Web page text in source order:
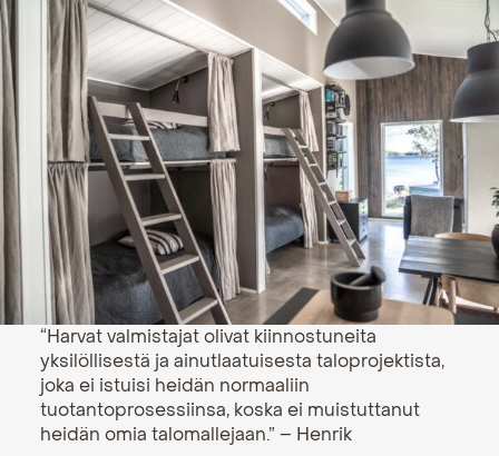
“Harvat valmistajat olivat kiinnostuneita
yksilöllisestä ja ainutlaatuisesta taloprojektista,
joka ei istuisi heidän normaaliin
tuotantoprosessiinsa, koska ei muistuttanut
heidän omia talomallejaan.” – Henrik